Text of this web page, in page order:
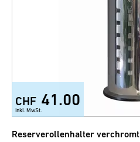
CHF 41.00
inkl. MwSt.
Reserverollenhalter verchromt